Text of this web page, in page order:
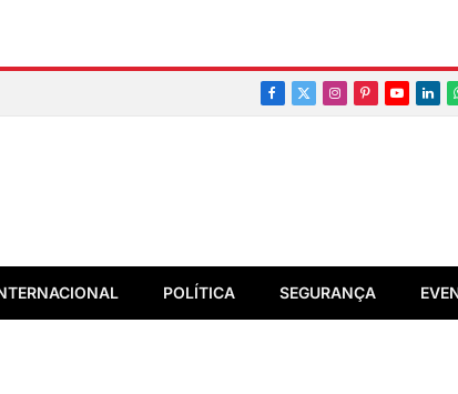
Facebook
X
Instagram
PinterestYouTube
POLÍTICA SEGURANÇA